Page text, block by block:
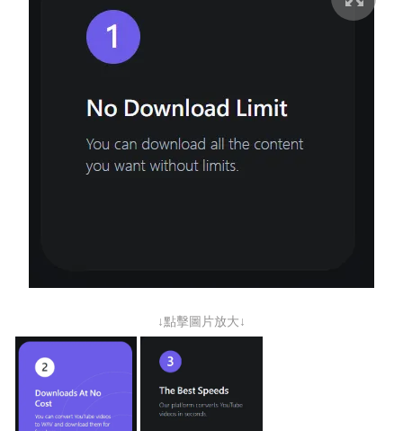
↓點擊圖片放大↓